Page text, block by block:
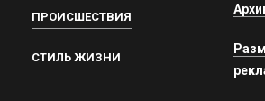
ПРОИСШЕСТВИЯ
СТИЛЬ ЖИЗНИ